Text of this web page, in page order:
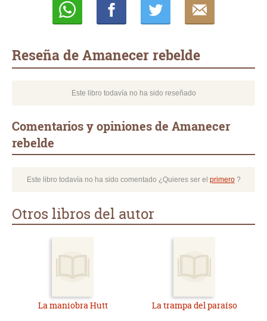
Reseña de Amanecer rebelde
Este libro todavía no ha sido reseñado
Comentarios y opiniones de Amanecer
rebelde
Este libro todavía no ha sido comentado ¿Quieres ser el primero?
Otros libros del autor
La maniobra Hutt La trampa del paraíso